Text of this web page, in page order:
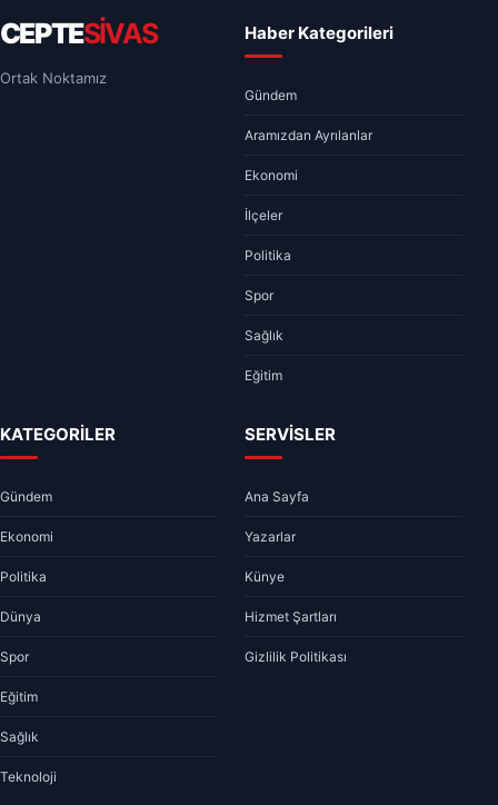
CEPTESİVAS
Ortak Noktamız
Haber Kategorileri
Gündem
Aramızdan Ayrılanlar
Ekonomi
İlçeler
Politika
Spor
Sağlık
Eğitim
KATEGORİLER
Gündem
Ekonomi
Politika
Dünya
Spor
Eğitim
Sağlık
Teknoloji
SERVİSLER
Ana Sayfa
Yazarlar
Künye
Hizmet Şartları
Gizlilik Politikası